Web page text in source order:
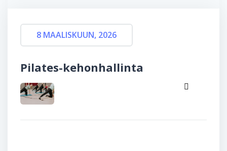
8 MAALISKUUN, 2026
Pilates-kehonhallinta